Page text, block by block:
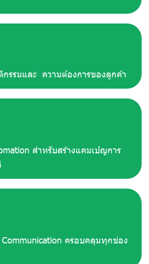
กรรมและ ความต้องการของลูกค้า
สำหรับสร้างแคมเปญการ
Communication ครอบคลุมทุกช่อง